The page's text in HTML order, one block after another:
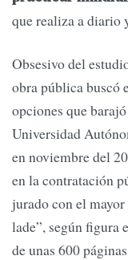
que realiza a diario
Obsesivo del
obra pública buscó
opciones que
Universidad
en noviembre del
en la contratación
jurado con el
lade”, según figura
de unas 600